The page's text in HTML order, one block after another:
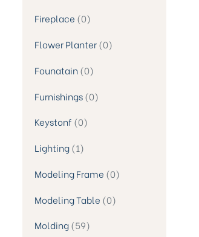
Fireplace 0
Flower Planter 0
Founatain 0
Furnishings 0
Keystonf 0
Lighting 1
Modeling Frame 0
Modeling Table 0
Molding 59